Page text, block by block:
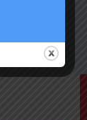
alcalde
editar